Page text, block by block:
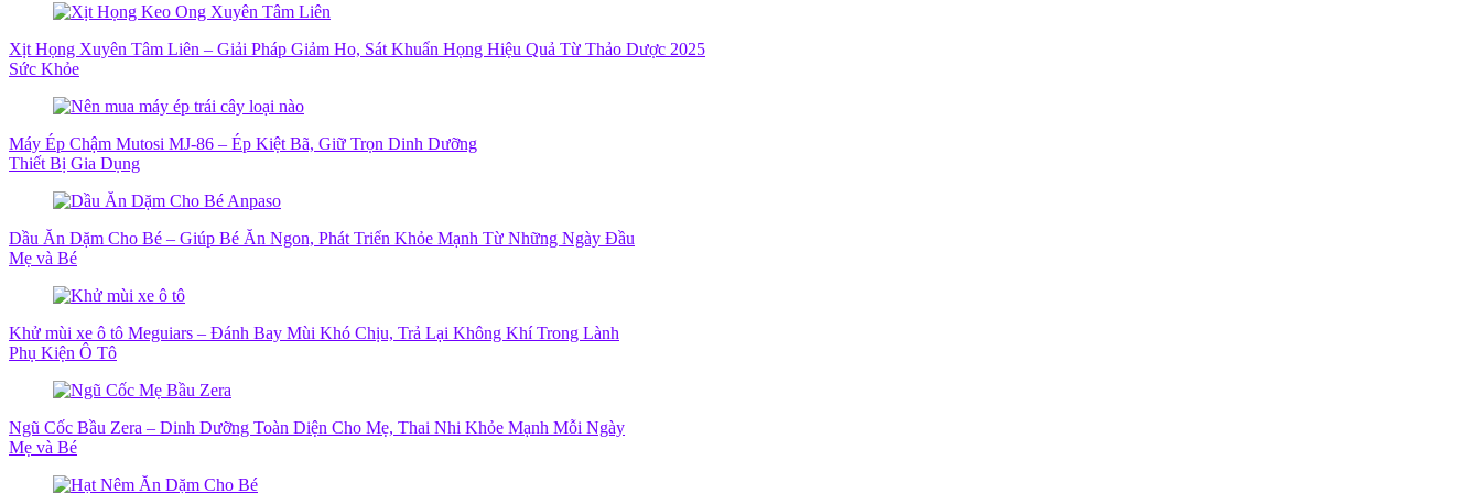
Xịt Họng Xuyên Tâm Liên – Giải Pháp Giảm Ho, Sát Khuẩn Họng Hiệu Quả Từ Thảo Dược 2025
Sức Khỏe
Máy Ép Chậm Mutosi MJ-86 – Ép Kiệt Bã, Giữ Trọn Dinh Dưỡng
Thiết Bị Gia Dụng
Dầu Ăn Dặm Cho Bé – Giúp Bé Ăn Ngon, Phát Triển Khỏe Mạnh Từ Những Ngày Đầu
Mẹ và Bé
Khử mùi xe ô tô Meguiars – Đánh Bay Mùi Khó Chịu, Trả Lại Không Khí Trong Lành
Phụ Kiện Ô Tô
Ngũ Cốc Bầu Zera – Dinh Dưỡng Toàn Diện Cho Mẹ, Thai Nhi Khỏe Mạnh Mỗi Ngày
Mẹ và Bé